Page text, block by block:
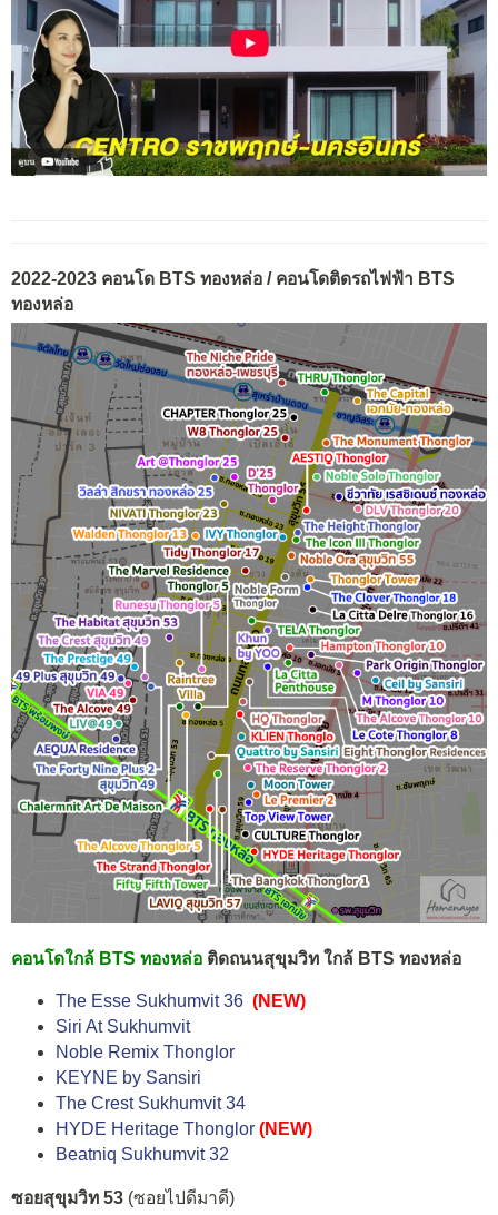
2022-2023 คอนโด BTS ทองหล่อ / คอนโดติดรถไฟฟ้า BTS
ทองหล่อ
คอนโดใกล้ BTS ทองหล่อ ติดถนนสุขุมวิท ใกล้ BTS ทองหล่อ
The Esse Sukhumvit 36 (NEW)
Siri At Sukhumvit
Noble Remix Thonglor
KEYNE by Sansiri
The Crest Sukhumvit 34
HYDE Heritage Thonglor (NEW)
Beatniq Sukhumvit 32
ซอยสุขุมวิท 53 (ซอยไปดีมาดี)